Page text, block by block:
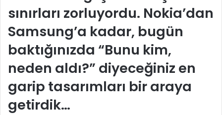
sınırları zorluyordu. Nokia’dan
Samsung’a kadar, bugün
baktığınızda “Bunu kim,
neden aldı?” diyeceğiniz en
garip tasarımları bir araya
getirdik…